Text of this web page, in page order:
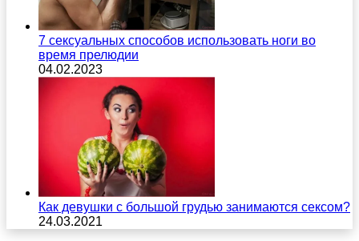
7 сексуальных способов использовать ноги во
время прелюдии
04.02.2023
Как девушки с большой грудью занимаются сексом?
24.03.2021